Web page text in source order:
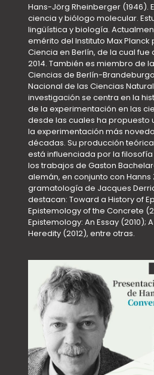
Hans-Jörg Rheinberger (1946).
ciencia y biólogo molecular.
lingüística y biología.
emérito del Instituto Max Planck
Ciencia en Berlín, de la cual fue
2014. También es miembro de
Ciencias de Berlín-
Nacional de las Ciencias
investigación se centra en la
de la experimentación en las
desde las cuales ha propuesto
la experimentación más
décadas. Su producción
está influenciada por la
los trabajos de Gaston
alemán, en conjunto con Hanns
gramatología de Jacques
destacan: Toward a History of
Epistemology of the Concrete
Epistemology: An Essay (2010);
Heredity (2012), entre otras.